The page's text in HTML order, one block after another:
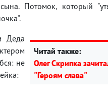
Потомок, который
Читай также:
Олег Скрипка
"Героям слава"
Деда
не